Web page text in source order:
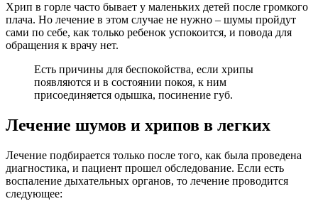
Хрип в горле часто бывает у маленьких детей после громкого
плача. Но лечение в этом случае не нужно – шумы пройдут
сами по себе, как только ребенок успокоится, и повода для
обращения к врачу нет.
Есть причины для беспокойства, если хрипы
появляются и в состоянии покоя, к ним
присоединяется одышка, посинение губ.
Лечение шумов и хрипов в легких
Лечение подбирается только после того, как была проведена
диагностика, и пациент прошел обследование. Если есть
воспаление дыхательных органов, то лечение проводится
следующее: